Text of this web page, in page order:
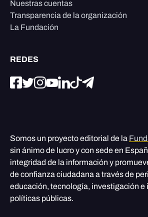
Nuestras cuentas
Transparencia de la organización
La Fundación
REDES
Somos un proyecto editorial de la
sin ánimo de lucro y con sede en
integridad de la información y
de confianza ciudadana a través de
educación, tecnología, investigación e
políticas públicas.